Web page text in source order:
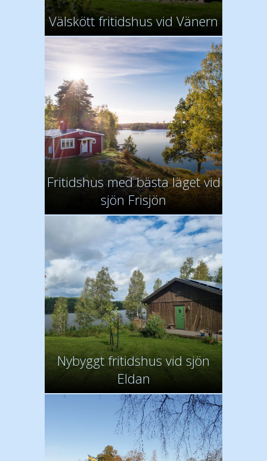
Välskött fritidshus vid Vänern
Fritidshus med bästa läget vid
sjön Frisjön
Nybyggt fritidshus vid sjön
Eldan